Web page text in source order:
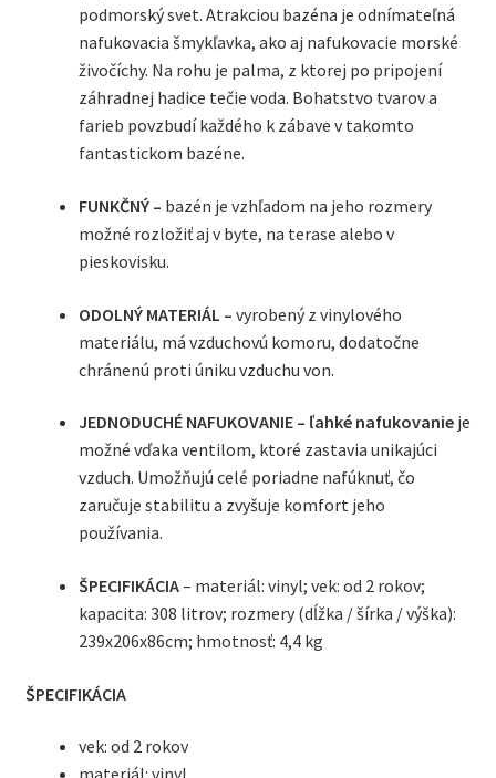
podmorský svet. Atrakciou bazéna je odnímateľná
nafukovacia šmykľavka, ako aj nafukovacie morské
živočíchy. Na rohu je palma, z ktorej po pripojení
záhradnej hadice tečie voda. Bohatstvo tvarov a
farieb povzbudí každého k zábave v takomto
fantastickom bazéne.
FUNKČNÝ – bazén je vzhľadom na jeho rozmery
možné rozložiť aj v byte, na terase alebo v
pieskovisku.
ODOLNÝ MATERIÁL – vyrobený z vinylového
materiálu, má vzduchovú komoru, dodatočne
chránenú proti úniku vzduchu von.
JEDNODUCHÉ NAFUKOVANIE – ľahké nafukovanieje
možné vďaka ventilom, ktoré zastavia unikajúci
vzduch. Umožňujú celé poriadne nafúknuť, čo
zaručuje stabilitu a zvyšuje komfort jeho
používania.
ŠPECIFIKÁCIA– materiál: vinyl; vek: od 2 rokov;
kapacita: 308 litrov; rozmery (dĺžka / šírka / výška):
239x206x86cm; hmotnosť: 4,4 kg
ŠPECIFIKÁCIA
vek: od 2 rokov